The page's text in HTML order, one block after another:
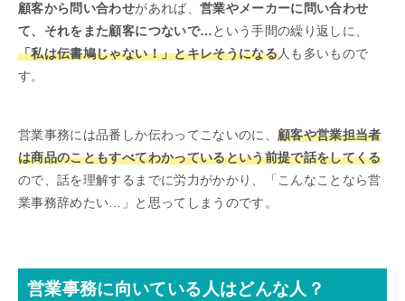
顧客から問い合わせがあれば、 営業やメーカーに問い合わせ
て、それをまた顧客につないで…という手間の繰り返しに、
「私は伝書鳩じゃない！」とキレそうになる人も多いもので
す。
営業事務には品番しか伝わってこないのに、 顧客や営業担当者
は商品のこともすべてわかっているという前提で話をしてくる
ので、話を理解するまでに労力がかかり、「こんなことなら営
業事務辞めたい…」と思ってしまうのです。
営業事務に向いている人はどんな人？